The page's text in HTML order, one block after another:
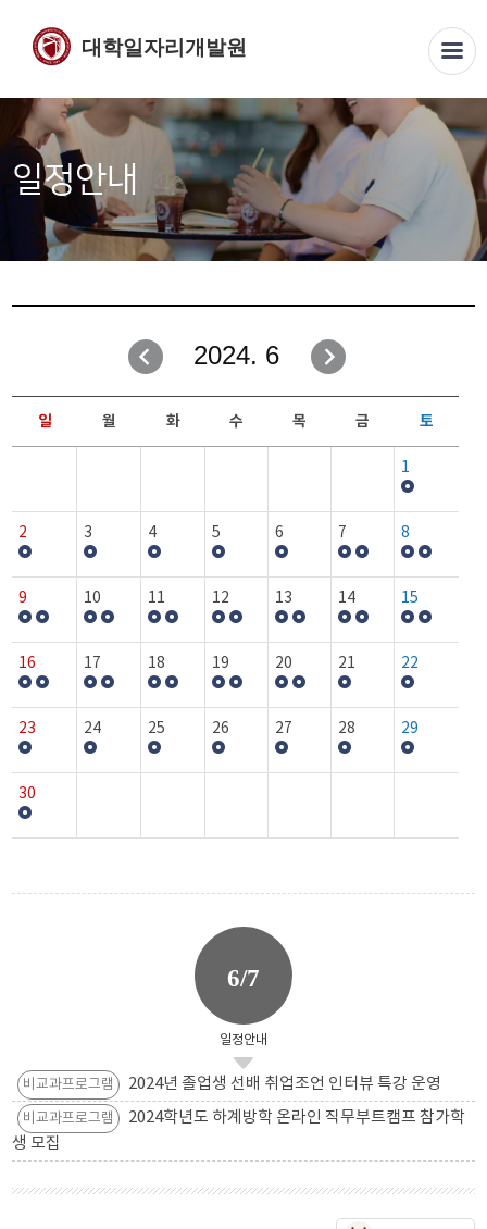
대학일자리개발원
일정안내
2024. 6
일 월 화 수 목 금 토
1
2 3 4 5 6 7 8
9 10 11 12 13 14 15
16 17 18 19 20 21 22
23 24 25 26 27 28 29
30
6/7
일정안내
비교과프로그램 2024년 졸업생 선배 취업조언 인터뷰 특강 운영
비교과프로그램
2024학년도 하계방학 온라인 직무부트캠프 참가학
생 모집